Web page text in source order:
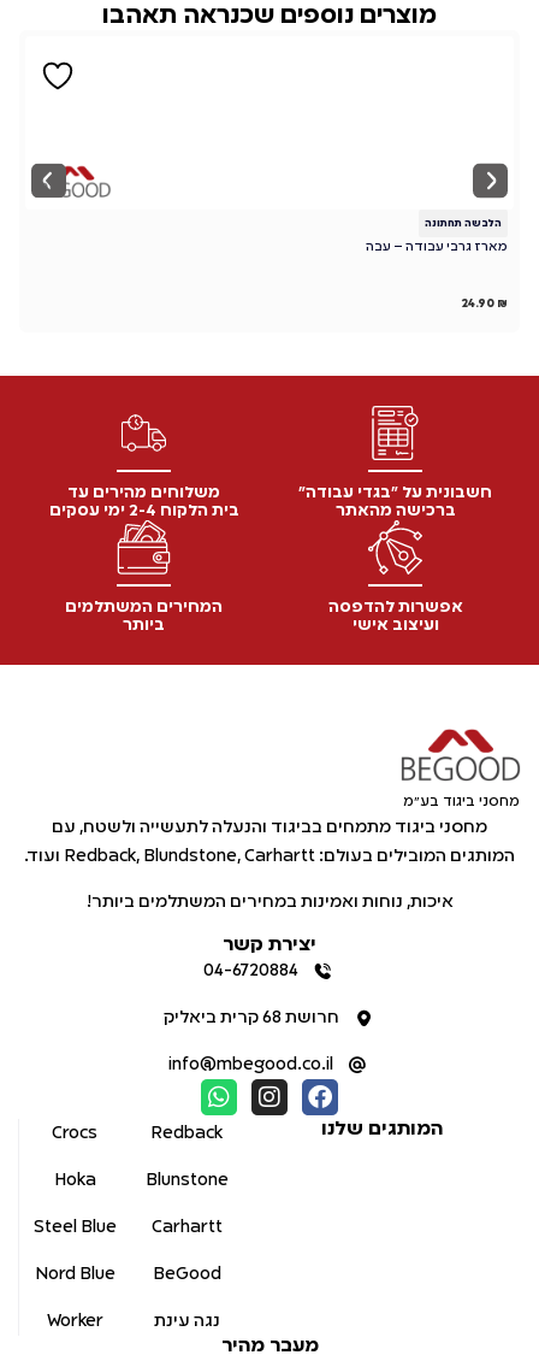
מוצרים נוספים שכנראה תאהבו
הלבשה תחתונה
מארז גרבי עבודה – עבה
24.90 ₪
חשבונית על "בגדי עבודה"
ברכישה מהאתר
משלוחים מהירים עד
בית הלקוח 2-4 ימי עסקים
אפשרות להדפסה
ועיצוב אישי
המחירים המשתלמים
ביותר
מחסני ביגוד בע"מ
מחסני ביגוד מתמחים בביגוד והנעלה לתעשייה ולשטח, עם
המותגים המובילים בעולם: Redback, Blundstone, Carhartt ועוד.
איכות, נוחות ואמינות במחירים המשתלמים ביותר!
מעבר מהיר
המותגים שלנו Redback
Blunstone
Carhartt
BeGood
נגה עינת
Crocs
Hoka
Steel Blue
Nord Blue
Worker
יצירת קשר
04-6720884
חרושת 68 קרית ביאליק
info@mbegood.co.il